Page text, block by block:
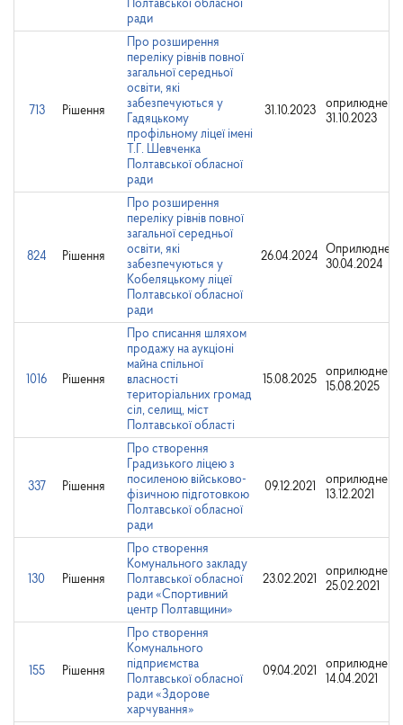
Полтавської обласної
ради
713 Рішення
Про розширення
переліку рівнів повної
загальної середньої
освіти, які
забезпечуються у
Гадяцькому
профільному ліцеї імені
Т.Г. Шевченка
Полтавської обласної
ради
31.10.2023
оприлюднено:
31.10.2023
824 Рішення
Про розширення
переліку рівнів повної
загальної середньої
освіти, які
забезпечуються у
Кобеляцькому ліцеї
Полтавської обласної
ради
26.04.2024
30.04.2024
1016 Рішення
Про списання шляхом
продажу на аукціоні
майна спільної
власності
територіальних громад
сіл, селищ, міст
Полтавської області
15.08.2025
оприлюднено:
15.08.2025
337 Рішення
Про створення
Градизького ліцею з
посиленою військово-
фізичною підготовкою
Полтавської обласної
ради
09.12.2021
оприлюднено:
13.12.2021
130 Рішення
Про створення
Комунального закладу
Полтавської обласної
ради «Спортивний
центр Полтавщини»
23.02.2021
оприлюднено:
25.02.2021
155 Рішення
Про створення
Комунального
підприємства
Полтавської обласної
ради «Здорове
харчування»
09.04.2021
оприлюднено
14.04.2021